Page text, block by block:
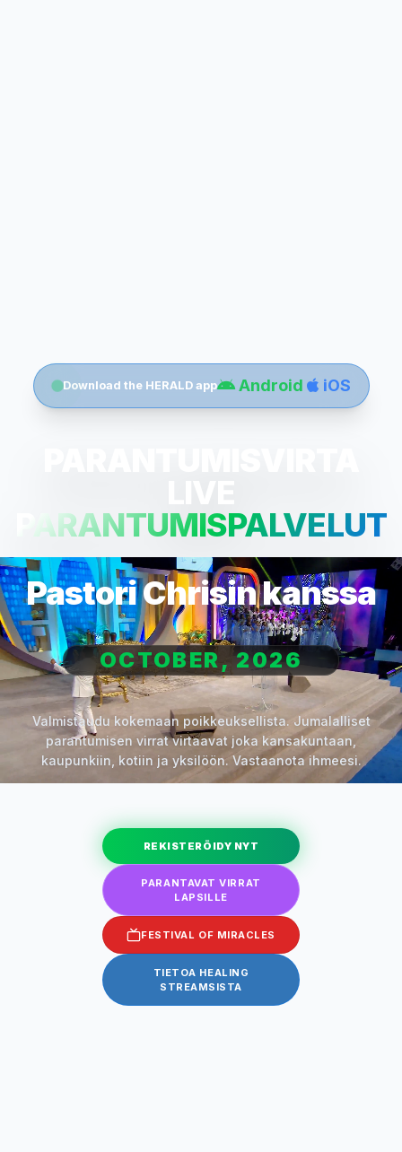
Download the HERALD app Android iOS
PARANTUMISPALVELUT
Pastori Chrisin kanssa
OCTOBER, 2026
Valmistaudu kokemaan poikkeuksellista. Jumalalliset
parantumisen virrat virtaavat joka kansakuntaan,
kaupunkiin, kotiin ja yksilöön. Vastaanota ihmeesi.
REKISTERÖIDY NYT
PARANTAVAT VIRRAT
LAPSILLE
FESTIVAL OF MIRACLES
TIETOA HEALING
STREAMSISTA